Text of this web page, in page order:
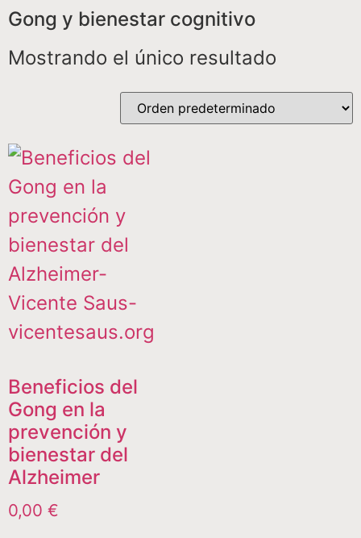
Gong y bienestar cognitivo
Mostrando el único resultado
Beneficios del
Gong en la
prevención y
bienestar del
Alzheimer
0,00 €